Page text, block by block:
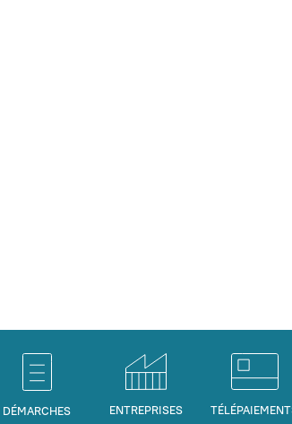
DÉMARCHES ENTREPRISES